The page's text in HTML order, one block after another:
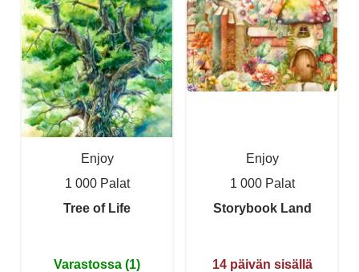
Enjoy
1 000 Palat
Tree of Life
Varastossa (1)
Enjoy
1 000 Palat
Storybook Land
14 päivän sisällä